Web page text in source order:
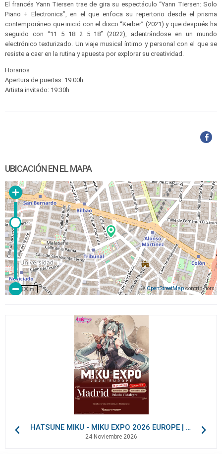
El francés Yann Tiersen trae de gira su espectáculo “Yann Tiersen: Solo
Piano + Electronics”, en el que enfoca su repertorio desde el prisma
contemporáneo que inició con el disco “Kerber” (2021) y que después ha
seguido con “11 5 18 2 5 18” (2022), adentrándose en un mundo
electrónico texturizado. Un viaje musical íntimo y personal con el que se
resiste a caer en la rutina y apuesta por explorar su creatividad.
Horarios
Apertura de puertas: 19:00h
Artista invitado: 19:30h
UBICACIÓN EN EL MAPA
©OpenStreetMapcontributors
200 m
HATSUNE MIKU - MIKU EXPO 2026 EUROPE | VIP Packages
24 Noviembre 2026